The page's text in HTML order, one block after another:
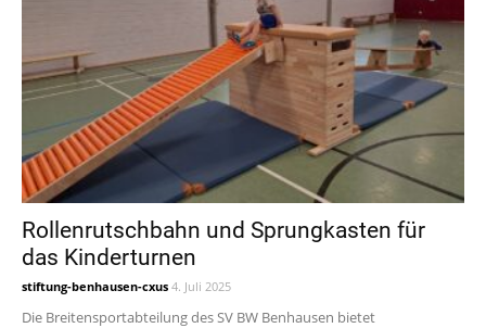
Rollenrutschbahn und Sprungkasten für
das Kinderturnen
stiftung-benhausen-cxus 4. Juli 2025
Die Breitensportabteilung des SV BW Benhausen bietet